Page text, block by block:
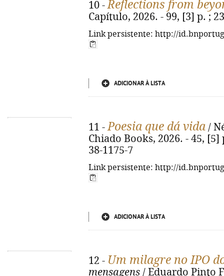
10 -Reflections from
Capítulo, 2026. - 99, [3] p. ;
Link persistente: http://
ADICIONAR À LISTA
11 -Poesia que dá vida /
Chiado Books, 2026. - 45, [5]
38-1175-7
Link persistente: http://
ADICIONAR À LISTA
12 - Um milagre no IPO
mensagens / Eduardo Pinto